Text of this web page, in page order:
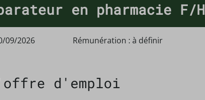
en pharmacie F/H
09/2026 Rémunération : à définir
d'emploi